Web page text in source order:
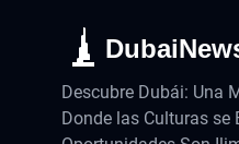
Descubre Dubái: Una
Donde las Culturas se